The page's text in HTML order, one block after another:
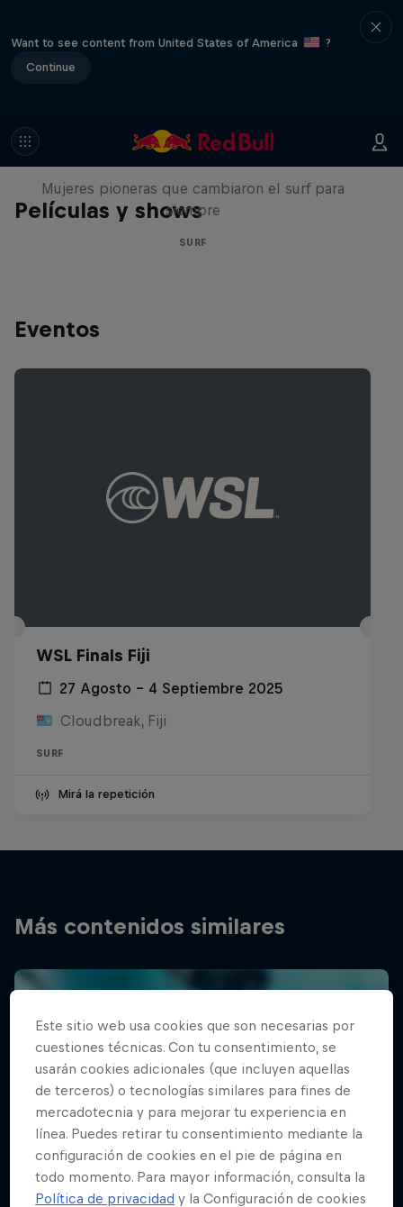
Want to see content from United States of America
?
Continue
Películas y shows
NOW DAYS
Mujeres pioneras que cambiaron el surf para
siempre
SURF
Eventos
WSL Finals Fiji
27 Agosto – 4 Septiembre 2025
Cloudbreak, Fiji
SURF
Mirá la repetición
Más contenidos similares
Este sitio web usa cookies que son necesarias por
cuestiones técnicas. Con tu consentimiento, se
usarán cookies adicionales (que incluyen aquellas
de terceros) o tecnologías similares para fines de
mercadotecnia y para mejorar tu experiencia en
línea. Puedes retirar tu consentimiento mediante la
configuración de cookies en el pie de página en
todo momento. Para mayor información, consulta la
Política de privacidad y la Configuración de cookies